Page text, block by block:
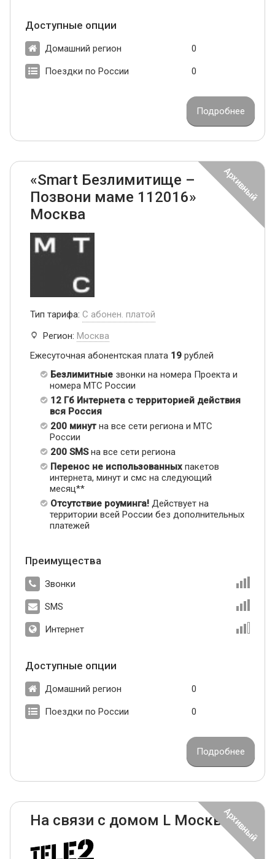
Доступные опции
Домашний регион 0
Поездки по России 0
Подробнее
«Smart Безлимитище –
Позвони маме 112016»
Москва
Тип тарифа: С абонен. платой
Регион: Москва
Ежесуточная абонентская плата 19 рублей
Безлимитные звонки на номера Проекта и
номера МТС России
12 Гб Интернета с территорией действия
вся Россия
200 минут на все сети региона и МТС
России
200 SMSна все сети региона
Перенос не использованных пакетов
интернета, минут и смс на следующий
месяц**
Отсутствие роуминга! Действует на
территории всей России без дополнительных
платежей
Преимущества
Звонки
SMS
Интернет
Доступные опции
Домашний регион 0
Поездки по России 0
Подробнее
На связи с домом L Москва